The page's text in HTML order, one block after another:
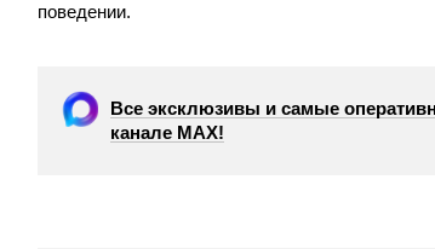
поведении.
Все эксклюзивы и самые
канале МАХ!